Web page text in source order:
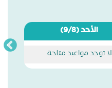
الأحد(9/8)
لا توجد مواعيد متاحة